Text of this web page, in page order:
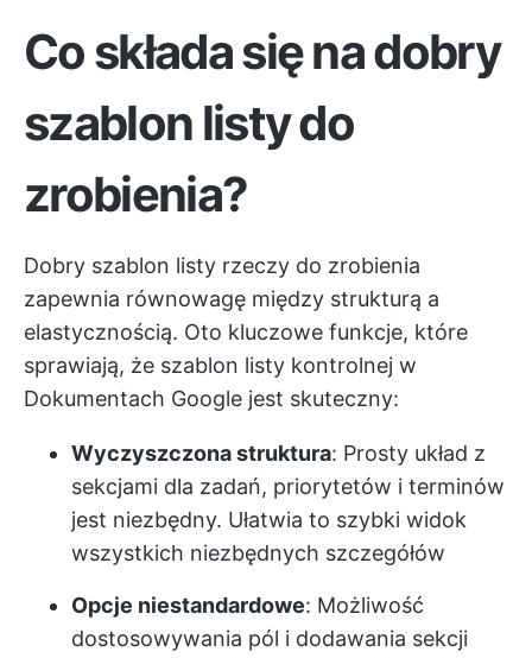
Co składa się na dobry
szablon listy do
zrobienia?
Dobry szablon listy rzeczy do zrobienia
zapewnia równowagę między strukturą a
elastycznością. Oto kluczowe funkcje, które
sprawiają, że szablon listy kontrolnej w
Dokumentach Google jest skuteczny:
Wyczyszczona struktura: Prosty układ z
sekcjami dla zadań, priorytetów i terminów
jest niezbędny. Ułatwia to szybki widok
wszystkich niezbędnych szczegółów
Opcje niestandardowe: Możliwość
dostosowywania pól i dodawania sekcji